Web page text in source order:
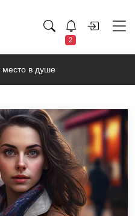
2
место в душе